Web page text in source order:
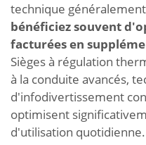
technique
bénéficiez souvent
facturées en
Sièges à régulation
à la conduite avancés,
d'infodivertissement
optimisent
d'utilisation quotidienne.